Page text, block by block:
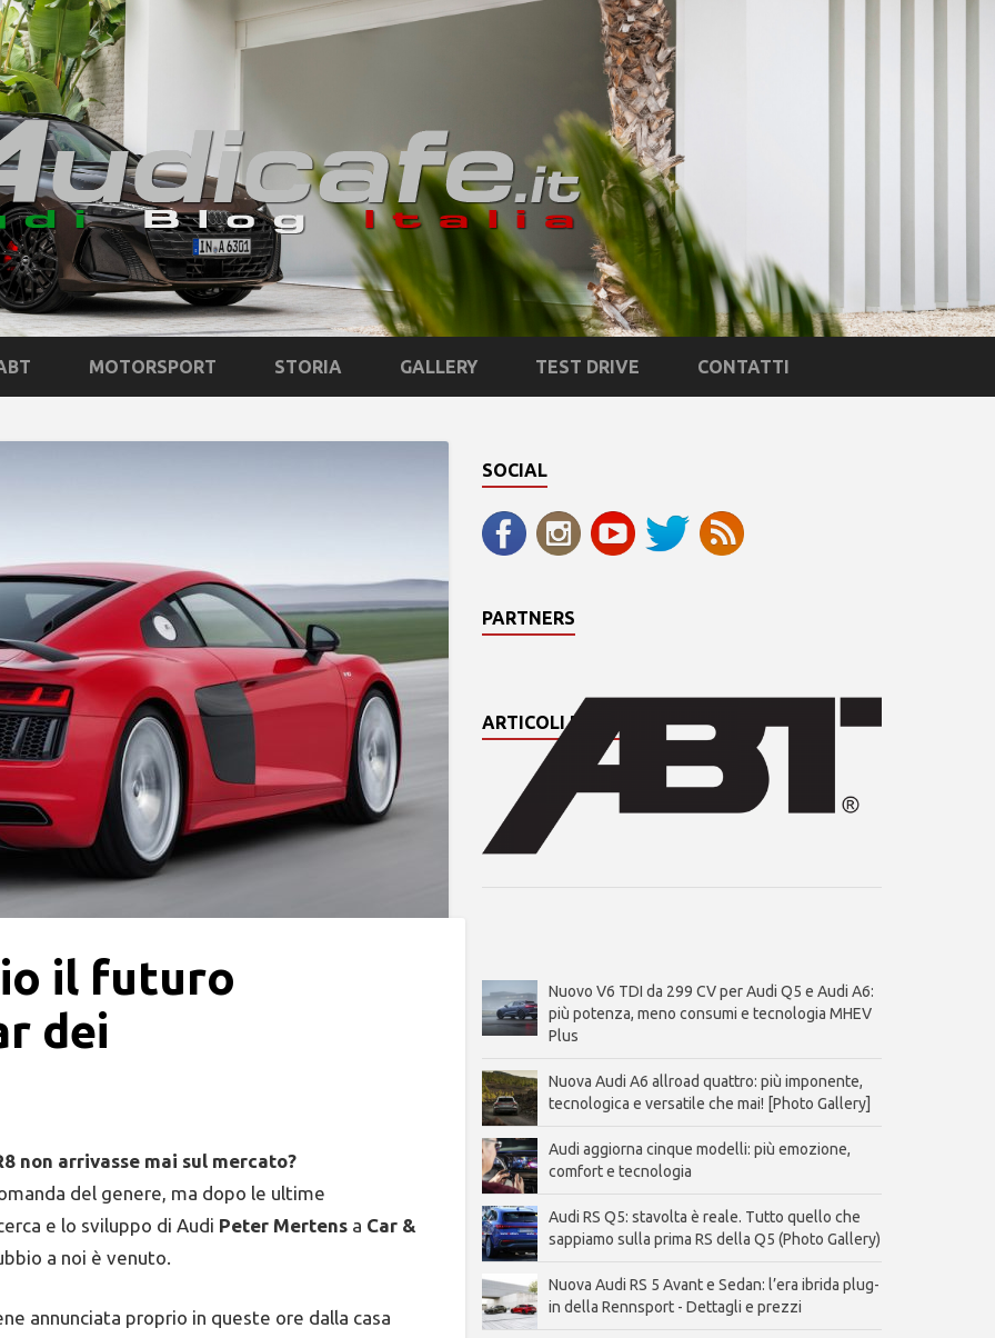
MOTORSPORT STORIA GALLERY TEST DRIVE CONTATTI
il futuro
dei
non arrivasse mai sul mercato?
del genere, ma dopo le ultime
e lo sviluppo di Audi Peter Mertens a Car &
a noi è venuto.
annunciata proprio in queste ore dalla casa
SOCIAL
PARTNERS
ARTICOLI PIÙ LETTI
Nuovo V6 TDI da 299 CV per Audi Q5 e Audi A6:
più potenza, meno consumi e tecnologia MHEV
Plus
Nuova Audi A6 allroad quattro: più imponente,
tecnologica e versatile che mai! [Photo Gallery]
Audi aggiorna cinque modelli: più emozione,
comfort e tecnologia
Audi RS Q5: stavolta è reale. Tutto quello che
sappiamo sulla prima RS della Q5 (Photo Gallery)
Nuova Audi RS 5 Avant e Sedan: l’era ibrida plug-
in della Rennsport - Dettagli e prezzi